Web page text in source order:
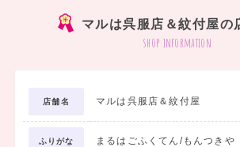
マルは呉服店＆紋付屋の
shop information
店舗名 マルは呉服店＆紋付屋
ふりがな まるはごふくてん/もんつきや